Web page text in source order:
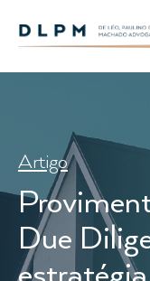
Artigo
Due